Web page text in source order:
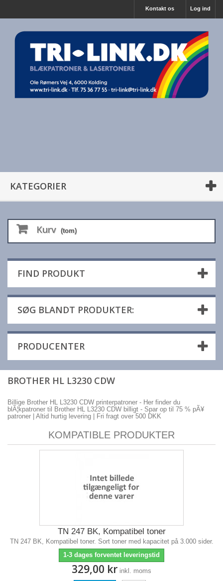
Log ind
Kontakt os
KATEGORIER
Kurv (tom)
FIND PRODUKT
SØG BLANDT PRODUKTER:
PRODUCENTER
BROTHER HL L3230 CDW
Billige Brother HL L3230 CDW printerpatroner - Her finder du
blÃ¦kpatroner til Brother HL L3230 CDW billigt - Spar op til 75 % pÃ¥
patroner | Altid hurtig levering | Fri fragt over 500 DKK
KOMPATIBLE PRODUKTER
TN 247 BK, Kompatibel toner
TN 247 BK, Kompatibel toner. Sort toner med kapacitet på 3.000 sider.
1-3 dages forventet leveringstid
329,00 kr inkl. moms